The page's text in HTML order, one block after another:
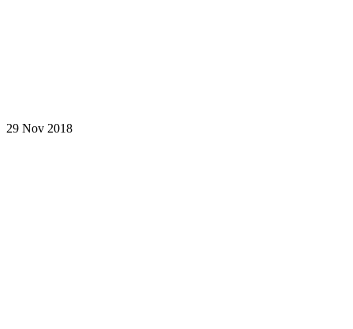
29 Nov 2018